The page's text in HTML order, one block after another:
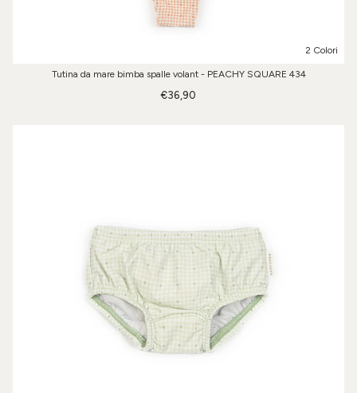
2 Colori
Tutina da mare bimba spalle volant - PEACHY SQUARE 434
€36,90